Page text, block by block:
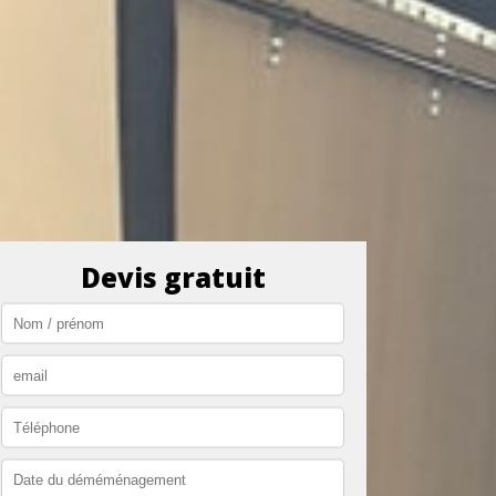
Devis gratuit